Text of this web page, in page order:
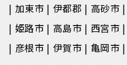
加東市
伊都郡 高砂市
姫路市
高島市 西宮市
彦根市
伊賀市 亀岡市